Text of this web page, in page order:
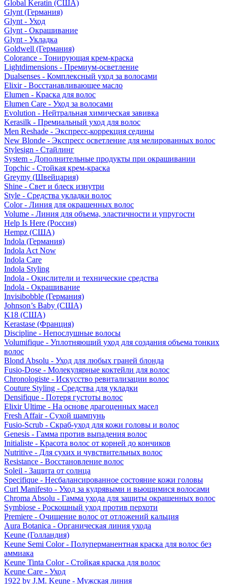
Global Keratin (США)
Glynt (Германия)
Glynt - Уход
Glynt - Окрашивание
Glynt - Укладка
Goldwell (Германия)
Colorance - Тонирующая крем-краска
Lightdimensions - Премиум-осветление
Dualsenses - Комплексный уход за волосами
Elixir - Восстанавливающее масло
Elumen - Краска для волос
Elumen Care - Уход за волосами
Evolution - Нейтральная химическая завивка
Kerasilk - Премиальный уход для волос
Men Reshade - Экспресс-коррекция седины
New Blonde - Экспресс осветление для мелированных волос
Stylesign - Стайлинг
System - Дополнительные продукты при окрашивании
Topchic - Стойкая крем-краска
Greymy (Швейцария)
Shine - Свет и блеск изнутри
Style - Средства укладки волос
Color - Линия для окрашенных волос
Volume - Линия для объема, эластичности и упругости
Help Is Here (Россия)
Hempz (США)
Indola (Германия)
Indola Act Now
Indola Care
Indola Styling
Indola - Окислители и технические средства
Indola - Окрашивание
Invisibobble (Германия)
Johnson’s Baby (США)
K18 (США)
Kerastase (Франция)
Discipline - Непослушные волосы
Volumifique - Уплотняющий уход для создания объема тонких
волос
Blond Absolu - Уход для любых граней блонда
Fusio-Dose - Молекулярные коктейли для волос
Chronologiste - Искусство ревитализации волос
Couture Styling - Средства для укладки
Densifique - Потеря густоты волос
Elixir Ultime - На основе драгоценных масел
Fresh Affair - Сухой шампунь
Fusio-Scrub - Скраб-уход для кожи головы и волос
Genesis - Гамма против выпадения волос
Initialiste - Красота волос от корней до кончиков
Nutritive - Для сухих и чувствительных волос
Resistance - Восстановление волос
Soleil - Защита от солнца
Specifique - Несбалансированное состояние кожи головы
Curl Manifesto - Уход за кудрявыми и вьющимися волосами
Chroma Absolu - Гамма ухода для защиты окрашенных волос
Symbiose - Роскошный уход против перхоти
Premiere - Очищение волос от отложений кальция
Aura Botanica - Органическая линия ухода
Keune (Голландия)
Keune Semi Color - Полуперманентная краска для волос без
аммиака
Keune Tinta Color - Стойкая краска для волос
Keune Care - Уход
1922 by J.M. Keune - Мужская линия